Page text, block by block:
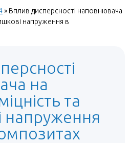
» Вплив дисперсності наповнювача
напруження в
на
та
напруження